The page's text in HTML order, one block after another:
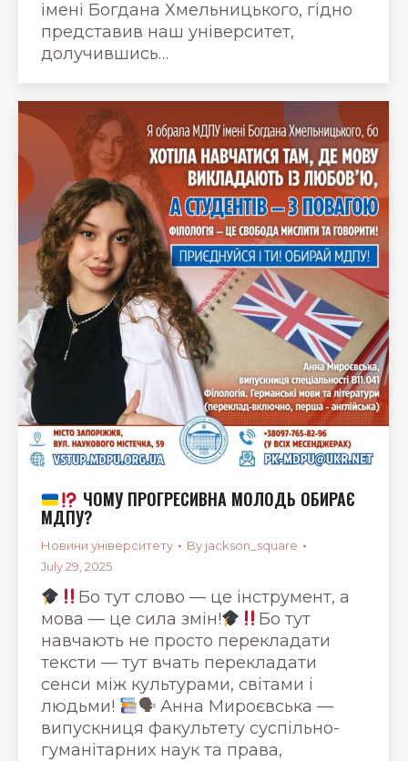
імені Богдана Хмельницького, гідно
представив наш університет,
долучившись…
ЧОМУ ПРОГРЕСИВНА МОЛОДЬ ОБИРАЄ
МДПУ?
Новини університету By jackson_square
July 29, 2025
Бо тут слово — це інструмент, а
мова — це сила змін!
Бо тут
навчають не просто перекладати
тексти — тут вчать перекладати
сенси між культурами, світами і
людьми!
🗣 Анна Мироєвська —
випускниця факультету суспільно-
гуманітарних наук та права,